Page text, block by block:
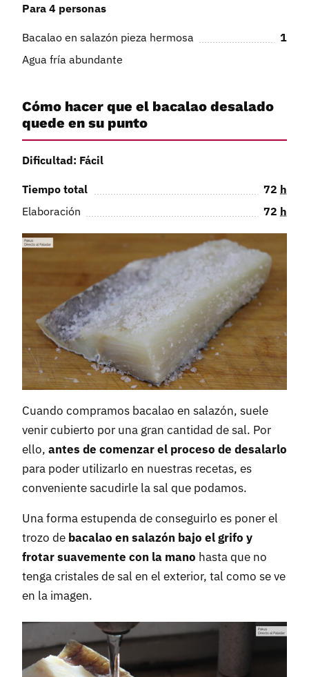
Para 4 personas
Bacalao en salazón pieza hermosa
1
Agua fría abundante
Cómo hacer que el bacalao desalado
quede en su punto
Dificultad: Fácil
Tiempo total 72 h
Elaboración
72 h
Cuando compramos bacalao en salazón, suele
venir cubierto por una gran cantidad de sal. Por
ello, antes de comenzar el proceso de desalarlo
para poder utilizarlo en nuestras recetas, es
conveniente sacudirle la sal que podamos.
Una forma estupenda de conseguirlo es poner el
trozo de bacalao en salazón bajo el grifo y
frotar suavemente con la mano hasta que no
tenga cristales de sal en el exterior, tal como se ve
en la imagen.